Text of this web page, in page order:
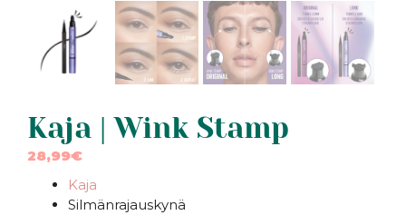
Kaja | Wink Stamp
28,99€
Kaja
Silmänrajauskynä